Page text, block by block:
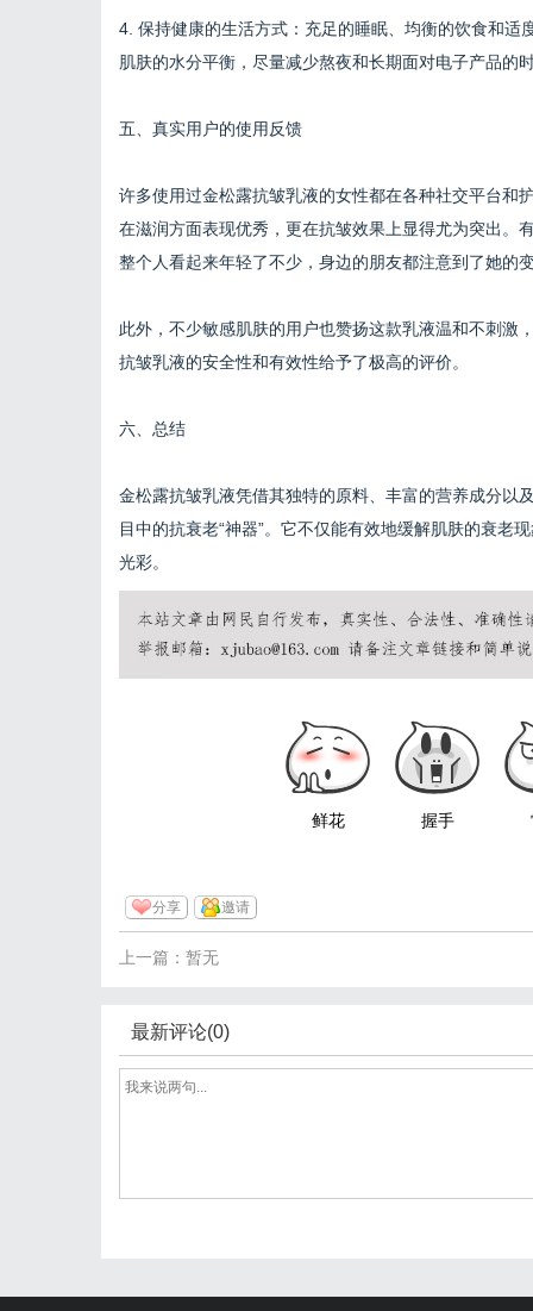
4. 保持健康的生活方式：充足的睡眠、均衡的饮食和
肌肤的水分平衡，尽量减少熬夜和长期面对电子产品的
五、真实用户的使用反馈
许多使用过金松露抗皱乳液的女性都在各种社交平台和
在滋润方面表现优秀，更在抗皱效果上显得尤为突出。
整个人看起来年轻了不少，身边的朋友都注意到了她的
此外，不少敏感肌肤的用户也赞扬这款乳液温和不刺激
抗皱乳液的安全性和有效性给予了极高的评价。
六、总结
金松露抗皱乳液凭借其独特的原料、丰富的营养成分以
目中的抗衰老“神器”。它不仅能有效地缓解肌肤的衰老
光彩。
鲜花 握手
分享 邀请
上一篇：暂无
最新评论(0)